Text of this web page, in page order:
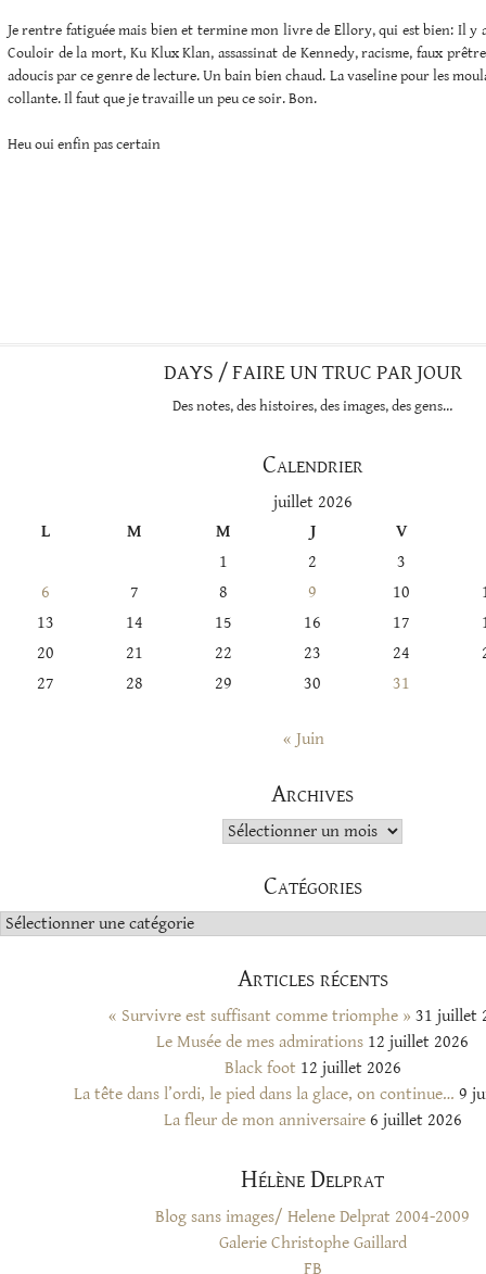
Je rentre fatiguée mais bien et termine mon livre de Ellory, qui est bien: Il y
Couloir de la mort, Ku Klux Klan, assassinat de Kennedy, racisme, faux
adoucis par ce genre de lecture. Un bain bien chaud. La vaseline pour les
collante. Il faut que je travaille un peu ce soir. Bon.
Heu oui enfin pas certain
DAYS / FAIRE UN TRUC PAR JOUR
Des notes, des histoires, des images, des gens…
Calendrier
juillet 2026
L
M M J
V
1
2
3
6
7 8 9 10
13
14 15 16 17
20
21 22 23 24
27
28 29 30 31
« Juin
Archives
Archives
Catégories
Catégories
Articles récents
« Survivre est suffisant comme triomphe » 31 juillet
Le Musée de mes admirations 12 juillet 2026
Black foot 12 juillet 2026
La tête dans l’ordi, le pied dans la glace, on continue… 9
La fleur de mon anniversaire 6 juillet 2026
Hélène Delprat
Blog sans images/ Helene Delprat 2004-2009
Galerie Christophe Gaillard
FB